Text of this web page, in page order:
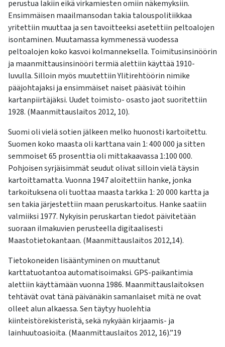
perustua lakiin eikä virkamiesten omiin näkemyksiin.
Ensimmäisen maailmansodan takia talouspolitiikkaa
yritettiin muuttaa ja sen tavoitteeksi asetettiin peltoalojen
isontaminen. Muutamassa kymmenessä vuodessa
peltoalojen koko kasvoi kolmanneksella. Toimitusinsinöörin
ja maanmittausinsinööri termiä alettiin käyttää 1910-
luvulla. Silloin myös muutettiin Ylitirehtöörin nimike
pääjohtajaksi ja ensimmäiset naiset pääsivät töihin
kartanpiirtäjäksi. Uudet toimisto- osasto jaot suoritettiin
1928. (Maanmittauslaitos 2012, 10).
Suomi oli vielä sotien jälkeen melko huonosti kartoitettu.
Suomen koko maasta oli karttana vain 1: 400 000 ja sitten
semmoiset 65 prosenttia oli mittakaavassa 1:100 000.
Pohjoisen syrjäisimmät seudut olivat silloin vielä täysin
kartoittamatta. Vuonna 1947 aloitettiin hanke, jonka
tarkoituksena oli tuottaa maasta tarkka 1: 20 000 kartta ja
sen takia järjestettiin maan peruskartoitus. Hanke saatiin
valmiiksi 1977. Nykyisin peruskartan tiedot päivitetään
suoraan ilmakuvien perusteella digitaalisesti
Maastotietokantaan. (Maanmittauslaitos 2012,14).
Tietokoneiden lisääntyminen on muuttanut
karttatuotantoa automatisoimaksi. GPS-paikantimia
alettiin käyttämään vuonna 1986. Maanmittauslaitoksen
tehtävät ovat tänä päivänäkin samanlaiset mitä ne ovat
olleet alun alkaessa. Sen täytyy huolehtia
kiinteistörekisteristä, sekä nykyään kirjaamis- ja
lainhuutoasioita. (Maanmittauslaitos 2012, 16).”19